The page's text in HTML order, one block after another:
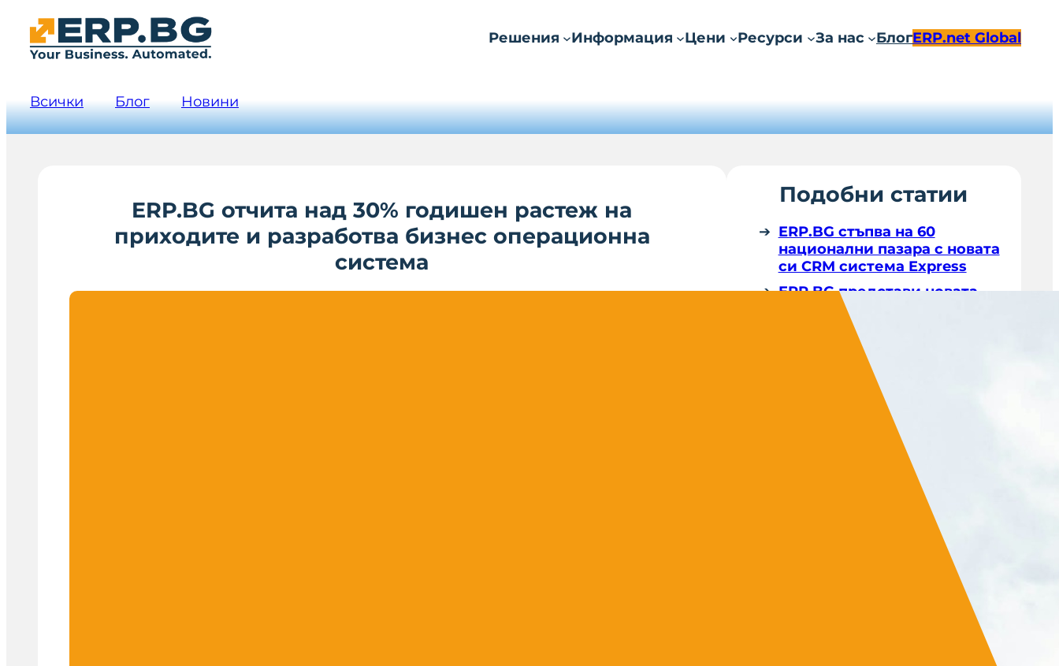
Решения Информация Цени Ресурси За нас БлогERP.net Global
Всички Блог Новини
ERP.BG отчита над 30% годишен растеж на
приходите и разработва бизнес операционна
система
Подобни статии
ERP.BG стъпва на 60
национални пазара с новата
си CRM система Express
ERP.BG представи новата
версия 24 на ERP.net и новия
си CRM софтуер Express
С ERP.BG всеки български
бизнес може да си създаде
собствен изкуствен